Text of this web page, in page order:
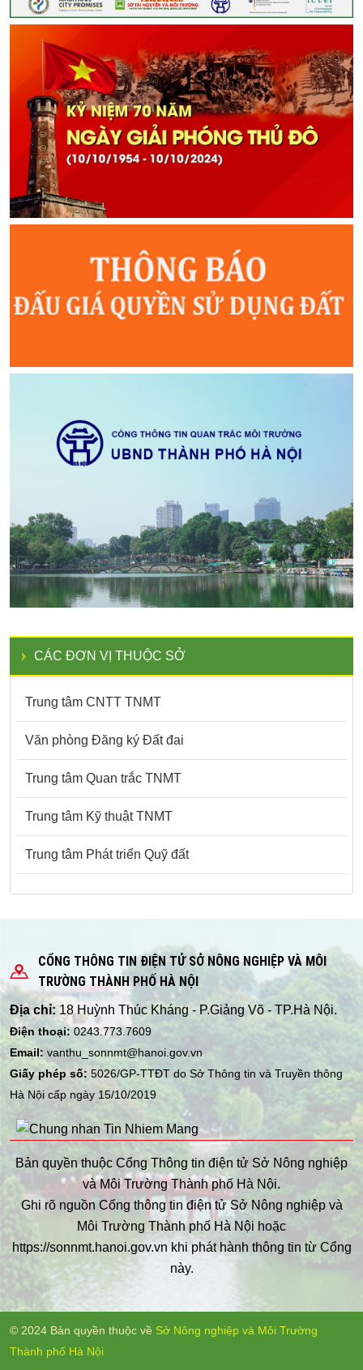
CÁC ĐƠN VỊ THUỘC SỞ
Trung tâm CNTT TNMT
Văn phòng Đăng ký Đất đai
Trung tâm Quan trắc TNMT
Trung tâm Kỹ thuật TNMT
Trung tâm Phát triển Quỹ đất
CỔNG THÔNG TIN ĐIỆN TỬ SỞ NÔNG NGHIỆP VÀ MÔI
TRƯỜNG THÀNH PHỐ HÀ NỘI
Địa chỉ: 18 Huỳnh Thúc Kháng - P.Giảng Võ - TP.Hà Nội.
Điện thoại: 0243.773.7609
Email: vanthu_sonnmt@hanoi.gov.vn
Giấy phép số: 5026/GP-TTĐT do Sở Thông tin và Truyền thông
Hà Nội cấp ngày 15/10/2019
Bản quyền thuộc Cổng Thông tin điện tử Sở Nông nghiệp
và Môi Trường Thành phố Hà Nội.
Ghi rõ nguồn Cổng thông tin điện tử Sở Nông nghiệp và
Môi Trường Thành phố Hà Nội hoặc
https://sonnmt.hanoi.gov.vn khi phát hành thông tin từ Cổng
này.
© 2024 Bản quyền thuộc về Sở Nông nghiệp và Môi Trường
Thành phố Hà Nội